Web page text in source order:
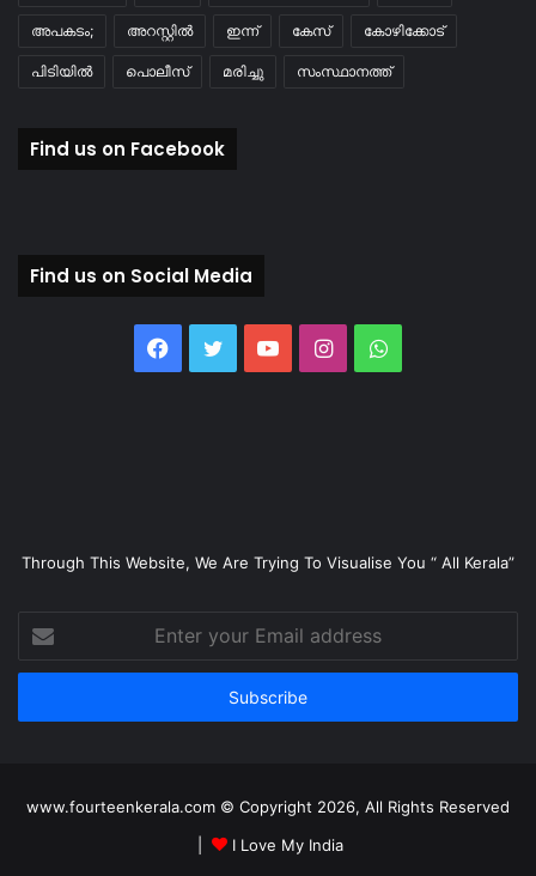
അപകടം; അറസ്റ്റിൽ ഇന്ന് കേസ് കോഴിക്കോട്
പിടിയിൽ പൊലീസ് മരിച്ചു സംസ്ഥാനത്ത്
Find us on Facebook
Find us on Social Media
Facebook
TwitterYouTubeInstagramWhatsApp
Through This Website, We Are Trying To Visualise You “ All Kerala”
your
Email
www.fourteenkerala.com © Copyright 2026, All Rights Reserved
I Love My India